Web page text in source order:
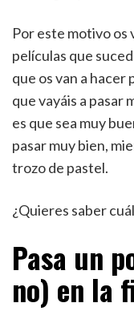
Por este motivo os
películas que
que os van a
que vayáis a pasar
es que sea muy
pasar muy bien,
trozo de pastel.
¿Quieres saber
Pasa un
no) en la